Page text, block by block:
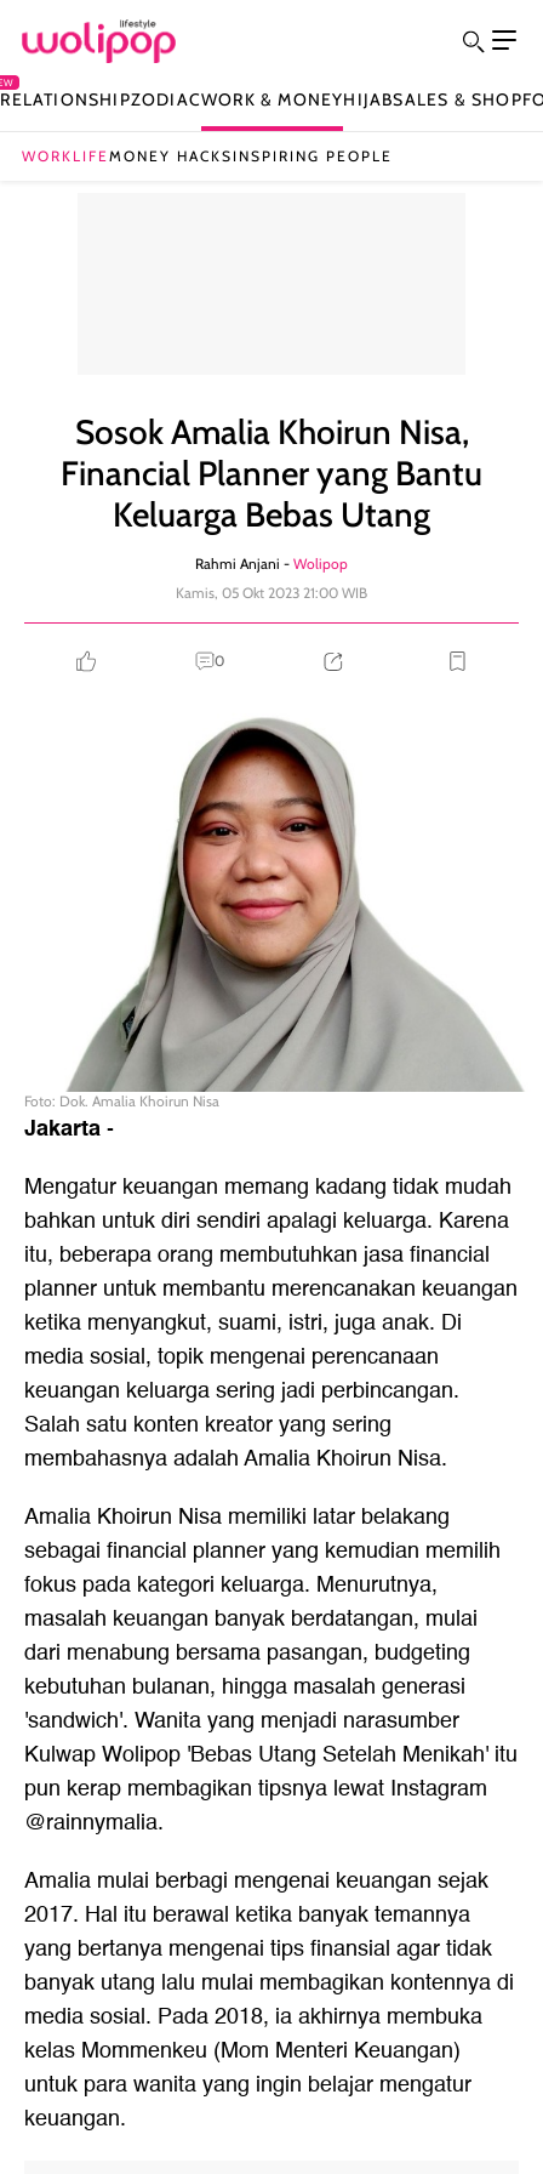
RELATIONSHIPZODIACWORK & MONEYHIJABSALES & SHOP
WORKLIFEMONEY HACKS INSPIRING PEOPLE
Sosok Amalia Khoirun Nisa,
Financial Planner yang Bantu
Keluarga Bebas Utang
Rahmi Anjani - Wolipop
Kamis, 05 Okt 2023 21:00 WIB
0
Foto: Dok. Amalia Khoirun Nisa
Jakarta-
Mengatur keuangan memang kadang tidak mudah
bahkan untuk diri sendiri apalagi keluarga. Karena
itu, beberapa orang membutuhkan jasa financial
planner untuk membantu merencanakan keuangan
ketika menyangkut, suami, istri, juga anak. Di
media sosial, topik mengenai perencanaan
keuangan keluarga sering jadi perbincangan.
Salah satu konten kreator yang sering
membahasnya adalah Amalia Khoirun Nisa.
Amalia Khoirun Nisa memiliki latar belakang
sebagai financial planner yang kemudian memilih
fokus pada kategori keluarga. Menurutnya,
masalah keuangan banyak berdatangan, mulai
dari menabung bersama pasangan, budgeting
kebutuhan bulanan, hingga masalah generasi
'sandwich'. Wanita yang menjadi narasumber
Kulwap Wolipop 'Bebas Utang Setelah Menikah' itu
pun kerap membagikan tipsnya lewat Instagram
@rainnymalia.
Amalia mulai berbagi mengenai keuangan sejak
2017. Hal itu berawal ketika banyak temannya
yang bertanya mengenai tips finansial agar tidak
banyak utang lalu mulai membagikan kontennya di
media sosial. Pada 2018, ia akhirnya membuka
kelas Mommenkeu (Mom Menteri Keuangan)
untuk para wanita yang ingin belajar mengatur
keuangan.